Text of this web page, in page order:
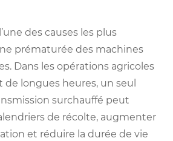
des causes les plus
prématurée des machines
Dans les opérations agricoles
de longues heures, un seul
surchauffé peut
de récolte, augmenter
et réduire la durée de vie